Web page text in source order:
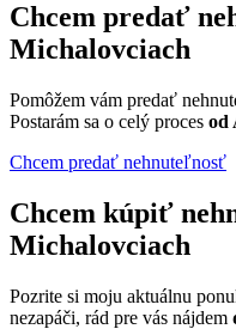
Chcem predať
Michalovciach
Pomôžem vám predať
Postarám sa o celý proces od
Chcem predať nehnuteľnosť
Chcem kúpiť
Michalovciach
Pozrite si moju aktuálnu
nezapáči, rád pre vás nájdem